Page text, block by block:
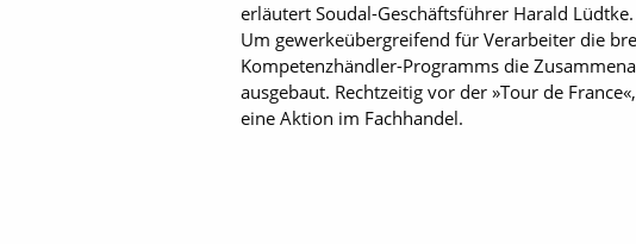
erläutert Soudal-Geschäftsführer Harald Lüdtke.
Um gewerkeübergreifend für Verarbeiter die
Kompetenzhändler-Programms die
ausgebaut. Rechtzeitig vor der »Tour de
eine Aktion im Fachhandel.